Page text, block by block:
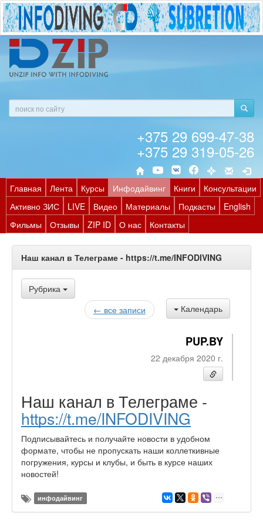
+375 29 699-47-38
+375 29 319-05-26
Главная Лента Курсы Инфодайвинг Книги
Консультации
Активно ЗИС
LIVE Видео Материалы Подкасты
English
Фильмы
Отзывы ZIP ID О нас Контакты
Наш канал в Телеграме - https://t.me/INFODIVING
Рубрика
Календарь
← все записи
PUP.BY
22 декабря 2020 г.
Наш канал в Телеграме -
https://t.me/INFODIVING
Подписывайтесь и получайте новости в удобном
формате, чтобы не пропускать наши коллеткивные
погружения, курсы и клубы, и быть в курсе наших
новостей!
инфодайвинг